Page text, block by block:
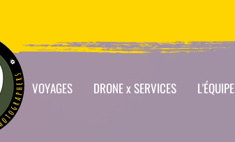
VOYAGES DRONE x SERVICES L'ÉQUIPE